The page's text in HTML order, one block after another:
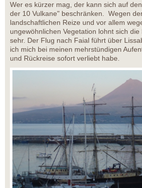
Wer es kürzer mag, der kann sich auf
der 10 Vulkane" beschränken. Wegen
landschaftlichen Reize und vor allem
ungewöhnlichen Vegetation lohnt sich die
sehr. Der Flug nach Faial führt über
ich mich bei meinen mehrstündigen
und Rückreise sofort verliebt habe.